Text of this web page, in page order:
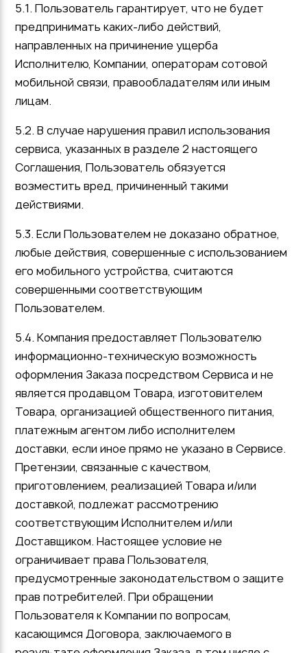
5.1. Пользователь гарантирует, что не будет
предпринимать каких-либо действий,
направленных на причинение ущерба
Исполнителю, Компании, операторам сотовой
мобильной связи, правообладателям или иным
лицам.
5.2. В случае нарушения правил использования
сервиса, указанных в разделе 2 настоящего
Соглашения, Пользователь обязуется
возместить вред, причиненный такими
действиями.
5.3. Если Пользователем не доказано обратное,
любые действия, совершенные с использованием
его мобильного устройства, считаются
совершенными соответствующим
Пользователем.
5.4. Компания предоставляет Пользователю
информационно-техническую возможность
оформления Заказа посредством Сервиса и не
является продавцом Товара, изготовителем
Товара, организацией общественного питания,
платежным агентом либо исполнителем
доставки, если иное прямо не указано в Сервисе.
Претензии, связанные с качеством,
приготовлением, реализацией Товара и/или
доставкой, подлежат рассмотрению
соответствующим Исполнителем и/или
Доставщиком. Настоящее условие не
ограничивает права Пользователя,
предусмотренные законодательством о защите
прав потребителей. При обращении
Пользователя к Компании по вопросам,
касающимся Договора, заключаемого в